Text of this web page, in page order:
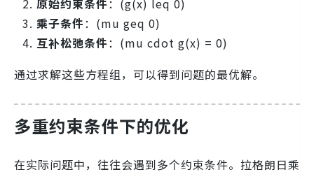
乘子条件：(mu geq 0)
互补松弛条件：(mu cdot g(x) = 0)
通过求解这些方程组，可以得到问题的最优解。
多重约束条件下的优化
在实际问题中，往往会遇到多个约束条件。拉格朗日乘